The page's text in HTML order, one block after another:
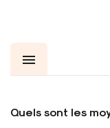
menu
SPÉCIFICATION
Quels sont les